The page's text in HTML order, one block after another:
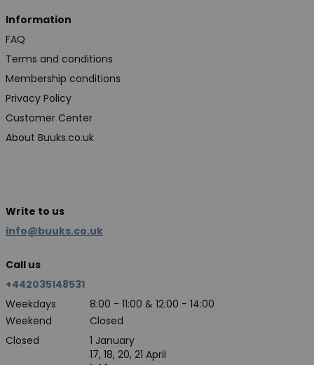
Information
FAQ
Terms and conditions
Membership conditions
Privacy Policy
Customer Center
About Buuks.co.uk
Write to us
info@buuks.co.uk
Call us
+442035148531
Weekdays
8:00 - 11:00 & 12:00 - 14:00
Weekend
Closed
Closed
1 January
17, 18, 20, 21 April